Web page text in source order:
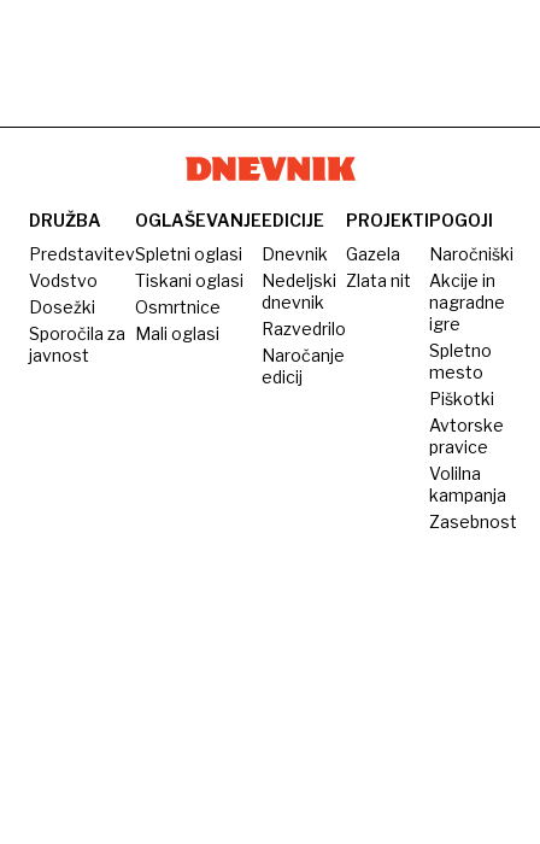
DRUŽBA
Predstavitev
Vodstvo
Dosežki
Sporočila za
javnost
OGLAŠEVANJE
Spletni oglasi
Tiskani oglasi
Osmrtnice
Mali oglasi
EDICIJE
Dnevnik
Nedeljski
dnevnik
Razvedrilo
Naročanje
edicij
PROJEKTI
Gazela
Zlata nit
POGOJI
Naročniški
Akcije in
nagradne
igre
Spletno
mesto
Piškotki
Avtorske
pravice
Volilna
kampanja
Zasebnost